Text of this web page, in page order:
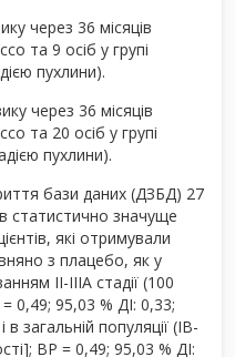
через 36 місяців
та 9 осіб у групі
пухлини).
через 36 місяців
та 20 осіб у групі
пухлини).
бази даних (ДЗБД) 27
статистично значуще
які отримували
з плацебо, як у
ІІ-ІІІА стадії (100
0,49; 95,03 % ДІ: 0,33;
загальній популяції (IB-
ВР = 0,49; 95,03 % ДІ: